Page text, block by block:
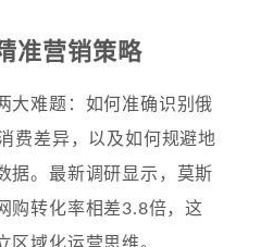
准营销策略
大难题：如何准确识别俄
费差异，以及如何规避地
据。最新调研显示，莫斯
购转化率相差3.8倍，这
区域化运营思维。